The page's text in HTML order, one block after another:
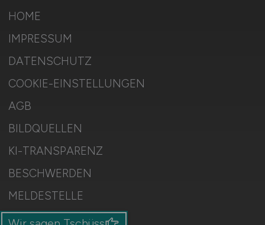
HOME
IMPRESSUM
DATENSCHUTZ
COOKIE-EINSTELLUNGEN
AGB
BILDQUELLEN
KI-TRANSPARENZ
BESCHWERDEN
MELDESTELLE
SITEMAP